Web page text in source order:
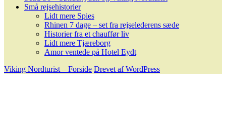
Små rejsehistorier
Lidt mere Spies
Rhinen 7 dage – set fra rejselederens sæde
Historier fra et chauffør liv
Lidt mere Tjæreborg
Amor ventede på Hotel Eydt
Viking Nordturist – Forside Drevet af WordPress